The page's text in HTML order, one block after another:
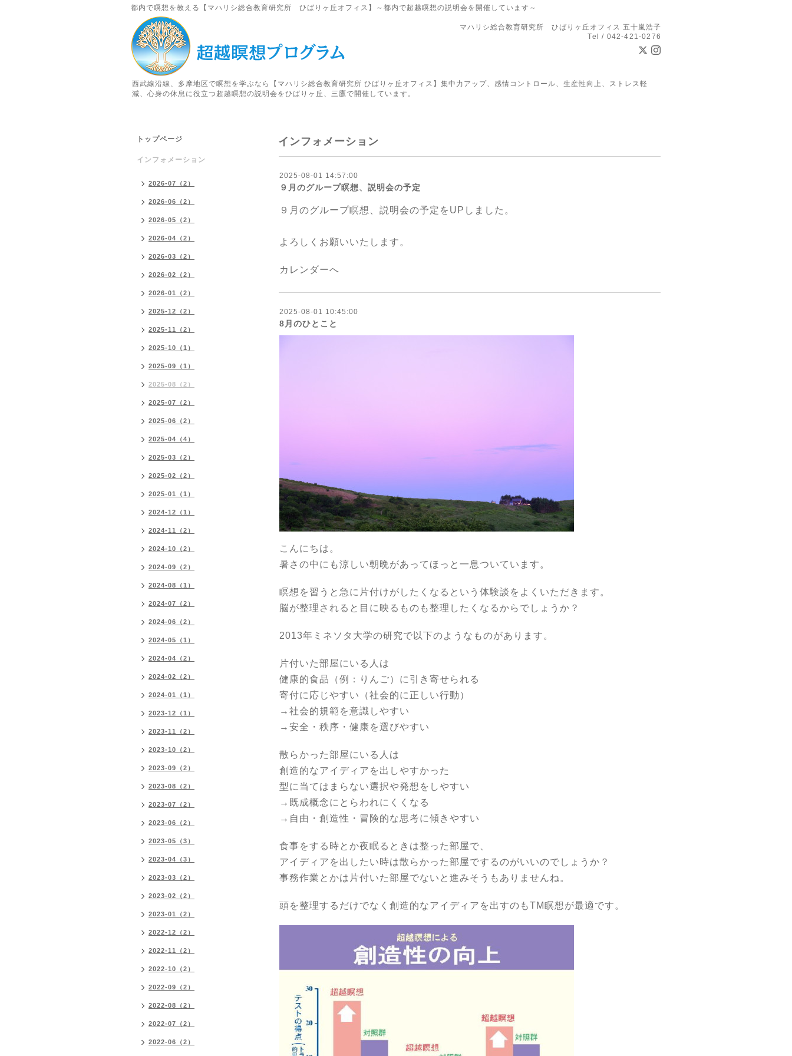
都内で瞑想を教える【マハリシ総合教育研究所 ひばりヶ丘オフィス】～都内で超越瞑想の説明会を開催しています～
マハリシ総合教育研究所 ひばりヶ丘オフィス 五十嵐浩子
Tel / 042-421-0276
西武線沿線、多摩地区で瞑想を学ぶなら【マハリシ総合教育研究所 ひばりヶ丘オフィス】集中力アップ、感情コントロール、生産性向上、ストレス軽
減、心身の休息に役立つ超越瞑想の説明会をひばりヶ丘、三鷹で開催しています。
インフォメーション
2025-08-01 14:57:00
９月のグループ瞑想、説明会の予定
９月のグループ瞑想、説明会の予定を UPしました。
よろしくお願いいたします。
カレンダーへ
2025-08-01 10:45:00
8月のひとこと
こんにちは。
暑さの中にも涼しい朝晩があってほっと一息ついています。
瞑想を習うと急に片付けがしたくなるという体験談をよくいただきます。
脳が整理されると目に映るものも整理したくなるからでしょうか？
2013年ミネソタ大学の研究で以下のようなものがあります。
片付いた部屋にいる人は
健康的食品（例：りんご）に引き寄せられる
寄付に応じやすい（社会的に正しい行動）
→社会的規範を意識しやすい
→安全・秩序・健康を選びやすい
散らかった部屋にいる人は
創造的なアイディアを出しやすかった
型に当てはまらない選択や発想をしやすい
→既成概念にとらわれにくくなる
→自由・創造性・冒険的な思考に傾きやすい
食事をする時とか夜眠るときは整った部屋で、
アイディアを出したい時は散らかった部屋でするのがいいのでしょうか？
事務作業とかは片付いた部屋でないと進みそうもありませんね。
頭を整理するだけでなく創造的なアイディアを出すのもTM瞑想が最適です。
トップページ
インフォメーション
2026-07（2）
2026-06（2）
2026-05（2）
2026-04（2）
2026-03（2）
2026-02（2）
2026-01（2）
2025-12（2）
2025-11（2）
2025-10（1）
2025-09（1）
2025-08（2）
2025-07（2）
2025-06（2）
2025-04（4）
2025-03（2）
2025-02（2）
2025-01（1）
2024-12（1）
2024-11（2）
2024-10（2）
2024-09（2）
2024-08（1）
2024-07（2）
2024-06（2）
2024-05（1）
2024-04（2）
2024-02（2）
2024-01（1）
2023-12（1）
2023-11（2）
2023-10（2）
2023-09（2）
2023-08（2）
2023-07（2）
2023-06（2）
2023-05（3）
2023-04（3）
2023-03（2）
2023-02（2）
2023-01（2）
2022-12（2）
2022-11（2）
2022-10（2）
2022-09（2）
2022-08（2）
2022-07（2）
2022-06（2）